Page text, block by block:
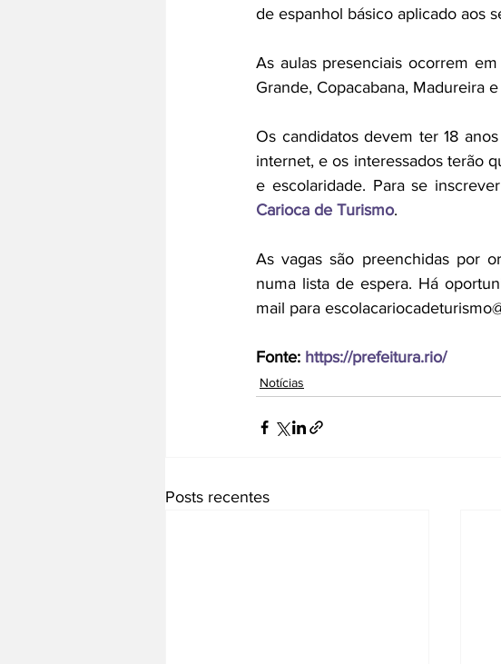
de espanhol básico aplicado aos
As aulas presenciais ocorrem
Grande, Copacabana, Madureira
Os candidatos devem ter 18
internet, e os interessados terão
e escolaridade. Para se
Carioca de Turismo.
As vagas são preenchidas por
numa lista de espera. Há
mail para
Fonte: https://prefeitura.rio/
Notícias
Posts recentes